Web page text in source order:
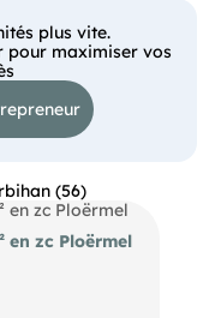
plus vite.
pour maximiser vos
(56)
en zc Ploërmel